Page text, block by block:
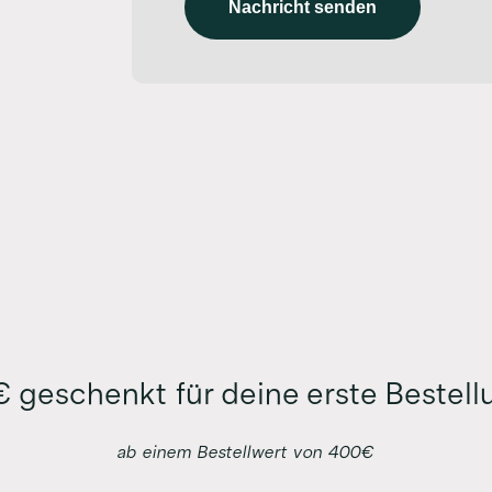
Nachricht senden
geschenkt für deine erste
ab einem Bestellwert von 400€